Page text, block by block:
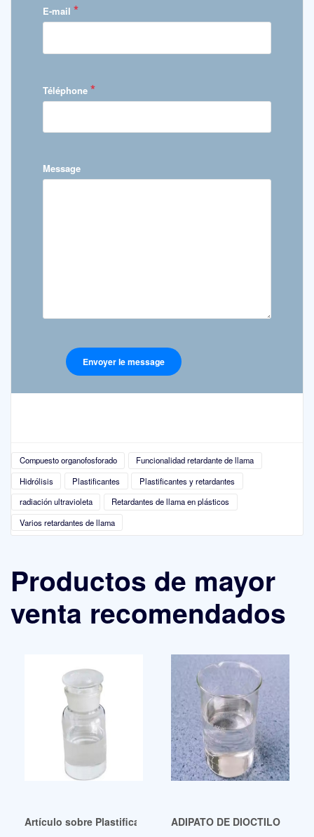
E-mail *
Téléphone *
Message
Compuesto organofosforado
Funcionalidad retardante de llama
Hidrólisis
Plastificantes
Plastificantes y retardantes
radiación ultravioleta
Retardantes de llama en plásticos
Varios retardantes de llama
Productos de mayor
venta recomendados
Artículo sobre Plastificantes de Diccionario Libre de Chile
ADIPATO DE DIOCTILO